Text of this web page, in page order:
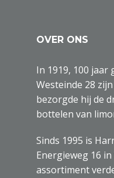
OVER ONS
In 1919, 100 jaar
Westeinde 28
bezorgde hij de
bottelen van
Sinds 1995 is
Energieweg 16
assortiment